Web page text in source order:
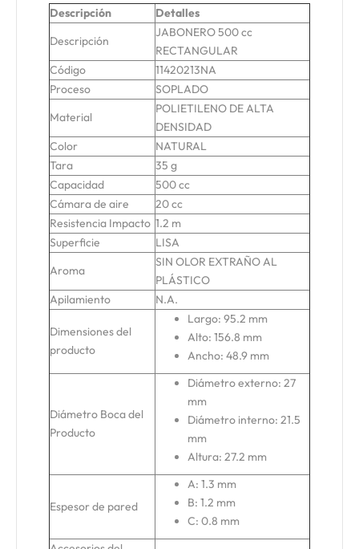
Descripción
Detalles
Descripción
JABONERO 500 cc
RECTANGULAR
Código
11420213NA
Proceso
SOPLADO
Material
POLIETILENO DE ALTA
DENSIDAD
Color
NATURAL
Tara
35 g
Capacidad
500 cc
Cámara de aire
20 cc
Resistencia Impacto 1.2 m
Superficie
LISA
Aroma
SIN OLOR EXTRAÑO AL
PLÁSTICO
Apilamiento
N.A.
Dimensiones del
producto
Largo: 95.2 mm
Alto: 156.8 mm
Ancho: 48.9 mm
Diámetro Boca del
Producto
Diámetro externo: 27
mm
Diámetro interno: 21.5
mm
Altura: 27.2 mm
Espesor de pared
A: 1.3 mm
B: 1.2 mm
C: 0.8 mm